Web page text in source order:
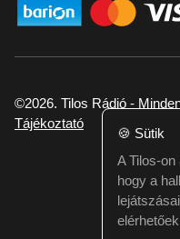
©2026. Tilos Rádió -
Tájékoztató
Ha
🍪 Sütik
A Tilos-on
hogy a